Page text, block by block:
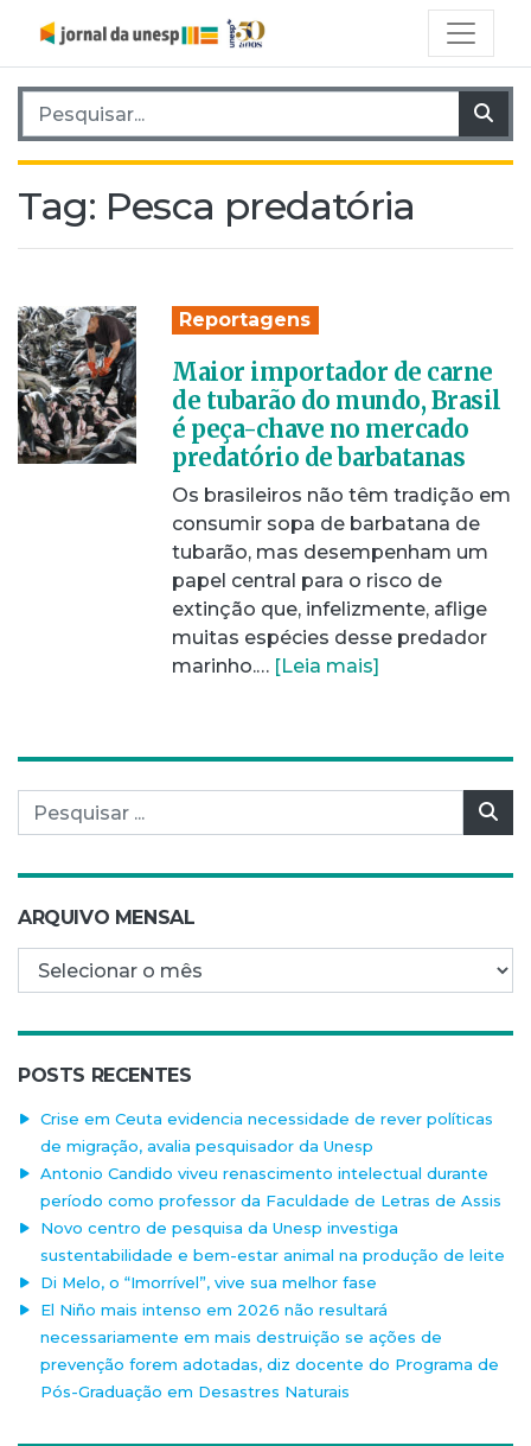
Pesquisar por:
Tag: Pesca predatória
Reportagens
Maior importador de carne
de tubarão do mundo, Brasil
é peça-chave no mercado
predatório de barbatanas
Os brasileiros não têm tradição em
consumir sopa de barbatana de
tubarão, mas desempenham um
papel central para o risco de
extinção que, infelizmente, aflige
muitas espécies desse predador
marinho.… [Leia mais]
Pesquisar por:
ARQUIVO MENSAL
Arquivo mensal
POSTS RECENTES
Crise em Ceuta evidencia necessidade de rever políticas
de migração, avalia pesquisador da Unesp
Antonio Candido viveu renascimento intelectual durante
período como professor da Faculdade de Letras de Assis
Novo centro de pesquisa da Unesp investiga
sustentabilidade e bem-estar animal na produção de leite
Di Melo, o “Imorrível”, vive sua melhor fase
El Niño mais intenso em 2026 não resultará
necessariamente em mais destruição se ações de
prevenção forem adotadas, diz docente do Programa de
Pós-Graduação em Desastres Naturais